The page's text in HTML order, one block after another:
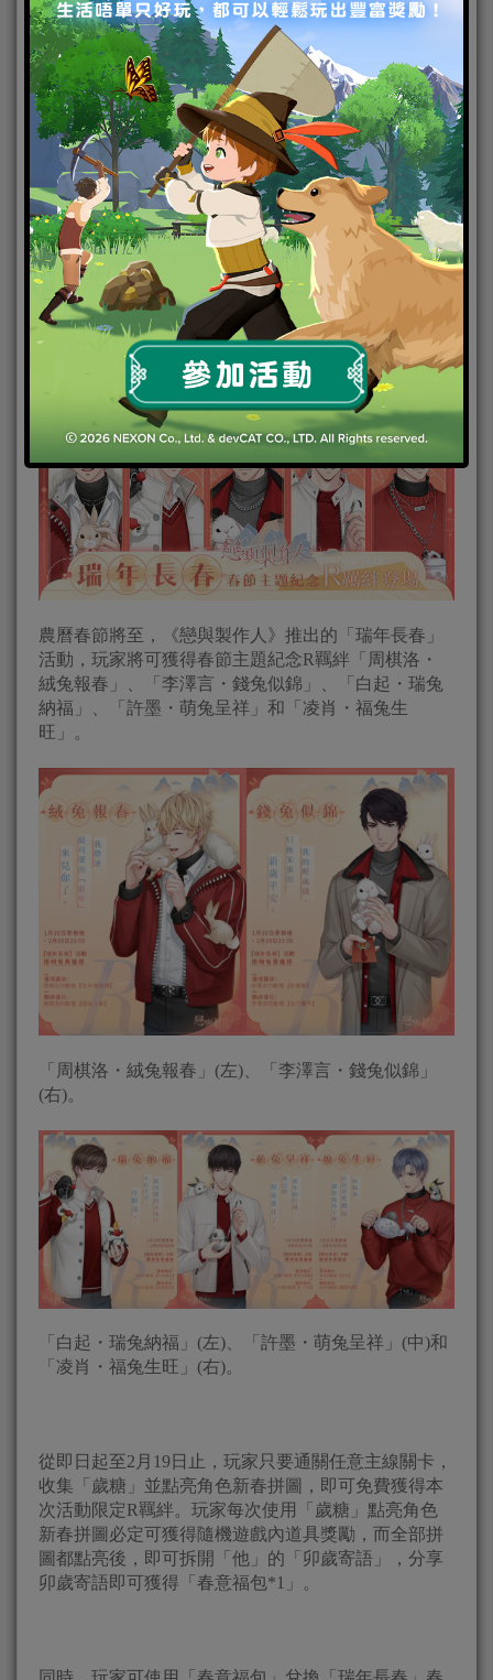
限定SP羈絆「白起．初戀那一天」。
瑞年長春春節主題紀念 R 羈絆限時推出
農曆春節將至，《戀與製作人》推出的「瑞年長春」
活動，玩家將可獲得春節主題紀念R羈絆「周棋洛・
絨兔報春」、「李澤言・錢兔似錦」、「白起・瑞兔
納福」、「許墨・萌兔呈祥」和「凌肖・福兔生
旺」。
「周棋洛・絨兔報春」(左)、「李澤言・錢兔似錦」
(右)。
「白起・瑞兔納福」(左)、「許墨・萌兔呈祥」(中)和
「凌肖・福兔生旺」(右)。
從即日起至2月19日止，玩家只要通關任意主線關卡，
收集「歲糖」並點亮角色新春拼圖，即可免費獲得本
次活動限定R羈絆。玩家每次使用「歲糖」點亮角色
新春拼圖必定可獲得隨機遊戲內道具獎勵，而全部拼
圖都點亮後，即可拆開「他」的「卯歲寄語」，分享
卯歲寄語即可獲得「春意福包*1」。